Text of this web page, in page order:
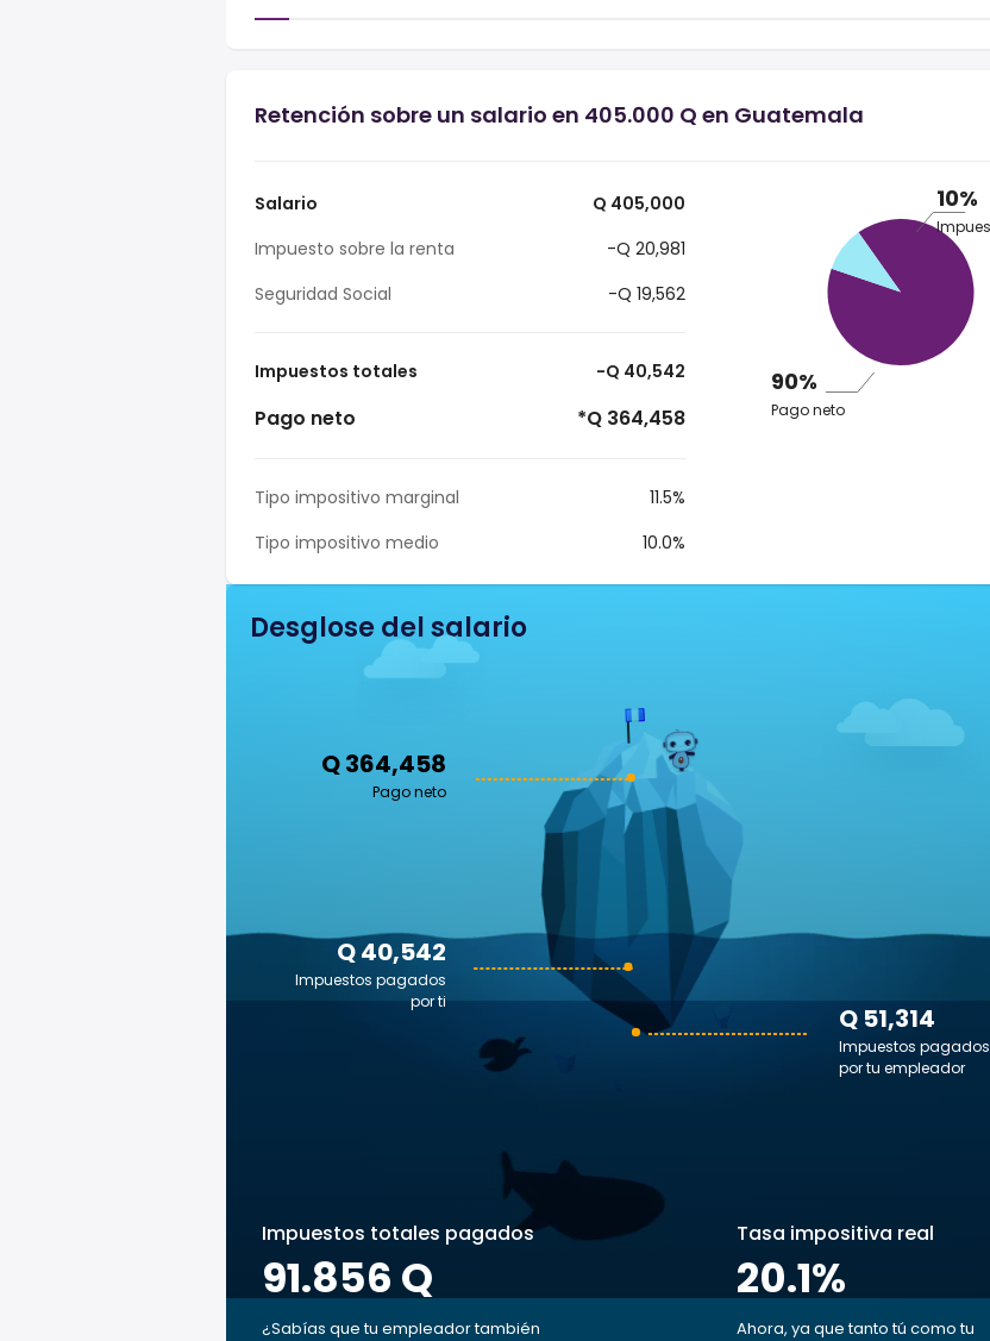
Retención sobre un salario en 405.000 Q en Guatemala
Salario
Q 405,000
Impuesto sobre la renta
-Q 20,981
Seguridad Social
-Q 19,562
Impuestos totales -Q 40,542
Pago neto *Q 364,458
Tipo impositivo marginal
11.5%
Tipo impositivo medio
10.0%
10%
90%
Pago neto
Desglose del salario
Q 364,458
Pago neto
Q 51,314
Impuestos pagados
por tu empleador
Q 40,542
Impuestos pagados
por ti
Impuestos totales pagados
91.856 Q
¿Sabías que tu empleador también
Tasa impositiva real
20.1%
Ahora, ya que tanto tú como tu